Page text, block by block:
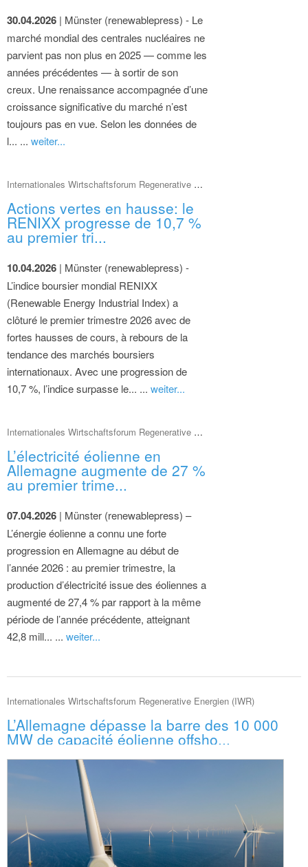
30.04.2026 | Münster (renewablepress) - Le
marché mondial des centrales nucléaires ne
parvient pas non plus en 2025 — comme les
années précédentes — à sortir de son
creux. Une renaissance accompagnée d’une
croissance significative du marché n’est
toujours pas en vue. Selon les données de
l... ... weiter...
Internationales Wirtschaftsforum Regenerative Energien (IWR)
Actions vertes en hausse: le
RENIXX progresse de 10,7 %
au premier tri...
10.04.2026 | Münster (renewablepress) -
L’indice boursier mondial RENIXX
(Renewable Energy Industrial Index) a
clôturé le premier trimestre 2026 avec de
fortes hausses de cours, à rebours de la
tendance des marchés boursiers
internationaux. Avec une progression de
10,7 %, l’indice surpasse le... ... weiter...
Internationales Wirtschaftsforum Regenerative Energien (IWR)
L’électricité éolienne en
Allemagne augmente de 27 %
au premier trime...
07.04.2026 | Münster (renewablepress) –
L’énergie éolienne a connu une forte
progression en Allemagne au début de
l’année 2026 : au premier trimestre, la
production d’électricité issue des éoliennes a
augmenté de 27,4 % par rapport à la même
période de l’année précédente, atteignant
42,8 mill... ... weiter...
Internationales Wirtschaftsforum Regenerative Energien (IWR)
L’Allemagne dépasse la barre des 10 000
MW de capacité éolienne offsho...